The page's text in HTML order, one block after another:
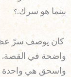
بينما هو سرك.؟
كان يوصف سرّ
واضحة في القصة،
واسحق هي واحدة